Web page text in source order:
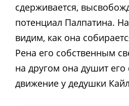
сдерживается,
потенциал Палпатина.
видим, как она
Рена его собственным
на другом она душит его
движение у дедушки